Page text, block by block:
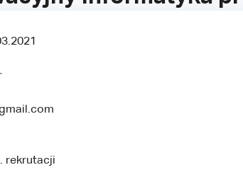
rekrutacji